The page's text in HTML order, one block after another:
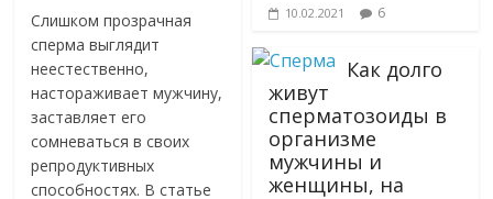
Слишком прозрачная
сперма выглядит
неестественно,
настораживает мужчину,
заставляет его
сомневаться в своих
репродуктивных
способностях. В статье
10.02.2021 6
Как долго
живут
сперматозоиды в
организме
мужчины и
женщины, на